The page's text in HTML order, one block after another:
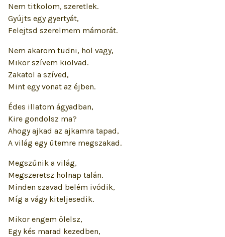
Nem titkolom, szeretlek.
Gyújts egy gyertyát,
Felejtsd szerelmem mámorát.
Nem akarom tudni, hol vagy,
Mikor szívem kiolvad.
Zakatol a szíved,
Mint egy vonat az éjben.
Édes illatom ágyadban,
Kire gondolsz ma?
Ahogy ajkad az ajkamra tapad,
A világ egy ütemre megszakad.
Megszűnik a világ,
Megszeretsz holnap talán.
Minden szavad belém ivódik,
Míg a vágy kiteljesedik.
Mikor engem ölelsz,
Egy kés marad kezedben,